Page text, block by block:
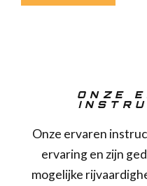
ONZE
Onze ervaren
ervaring en zijn
mogelijke